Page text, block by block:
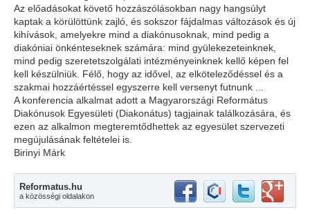
Az előadásokat követő hozzászólásokban nagy hangsúlyt
kaptak a körülöttünk zajló, és sokszor fájdalmas változások és új
kihívások, amelyekre mind a diakónusoknak, mind pedig a
diakóniai önkénteseknek számára: mind gyülekezeteinknek,
mind pedig szeretetszolgálati intézményeinknek kellő képen fel
kell készülniük. Félő, hogy az idővel, az elköteleződéssel és a
szakmai hozzáértéssel egyszerre kell versenyt futnunk ...
A konferencia alkalmat adott a Magyarországi Református
Diakónusok Egyesületi (Diakonátus) tagjainak találkozására, és
ezen az alkalmon megteremtődhettek az egyesület szervezeti
megújulásának feltételei is.
Birinyi Márk
Reformatus.hu
a közösségi oldalakon